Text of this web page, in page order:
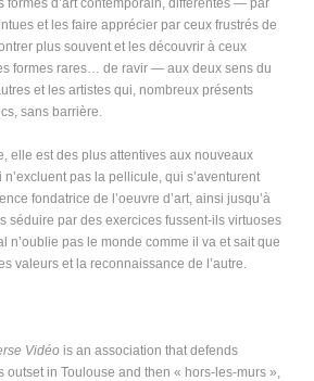
formes d’art contemporain, différentes — par
et les faire apprécier par ceux frustrés de
plus souvent et les découvrir à ceux
formes rares… de ravir — aux deux sens du
et les artistes qui, nombreux présents
sans barrière.
elle est des plus attentives aux nouveaux
pas la pellicule, qui s’aventurent
fondatrice de l’oeuvre d’art, ainsi jusqu’à
séduire par des exercices fussent-ils virtuoses
n’oublie pas le monde comme il va et sait que
valeurs et la reconnaissance de l’autre.
Vidéo is an association that defends
outset in Toulouse and then « hors-les-murs »,